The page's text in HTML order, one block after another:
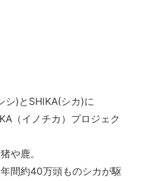
シ)とSHIKA(シカ)に
（イノチカ）プロジェク
や鹿。
間約40万頭ものシカが駆